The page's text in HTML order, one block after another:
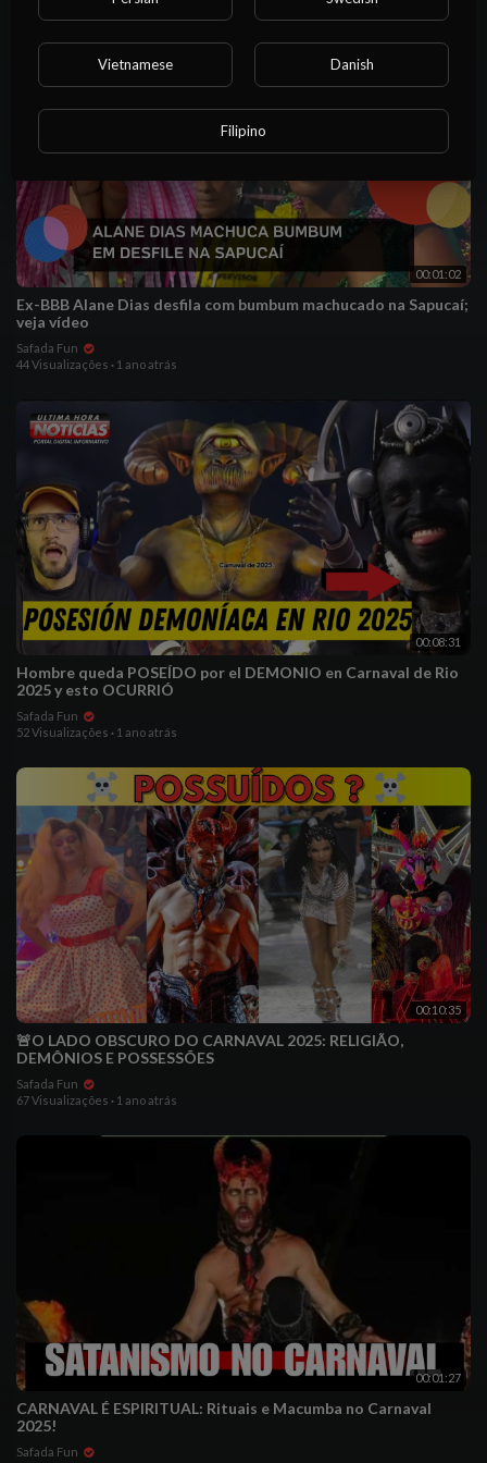
00:01:02
Ex-BBB Alane Dias desfila com bumbum machucado na Sapucaí;
veja vídeo
Safada Fun
44 Visualizações · 1 ano atrás
00:08:31
Hombre queda POSEÍDO por el DEMONIO en Carnaval de Rio
2025 y esto OCURRIÓ
Safada Fun
52 Visualizações · 1 ano atrás
00:10:35
🚨O LADO OBSCURO DO CARNAVAL 2025: RELIGIÃO,
DEMÔNIOS E POSSESSÕES
Safada Fun
67 Visualizações · 1 ano atrás
00:01:27
CARNAVAL É ESPIRITUAL: Rituais e Macumba no Carnaval
2025!
Safada Fun
Vietnamese Danish
Filipino